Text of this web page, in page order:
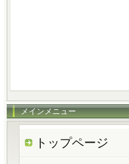
メインメニュー
トップページ